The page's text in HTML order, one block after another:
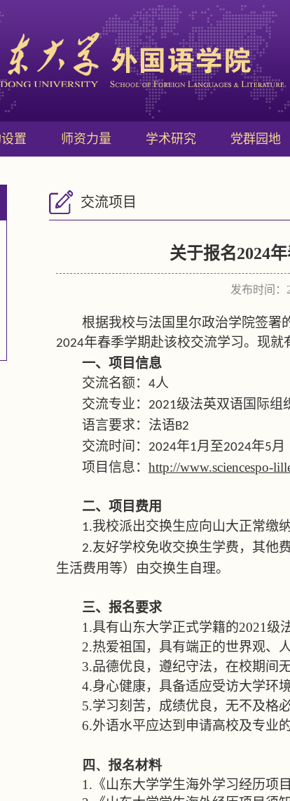
置 师资力量 学术研究 党群园地
交流项目
关于报名2024
发布时间
根据我校与法国里尔政治学院签署
2024年春季学期赴该校交流学习。现就
一、项目信息
交流名额： 4人
交流专业： 2021级法英双语国际组
语言要求：法语B2
交流时间： 2024年1月至2024年5月
项目信息： http://www.sciencespo-
二、项目费用
1.我校派出交换生应向山大正常缴纳
2.友好学校免收交换生学费，其他
生活费用等）由交换生自理。
三、报名要求
1.具有山东大学正式学籍的2021级
2.热爱祖国，具有端正的世界观、
3.品德优良，遵纪守法，在校期间
4.身心健康，具备适应受访大学环
5.学习刻苦，成绩优良，无不及格必
6.外语水平应达到申请高校及专业的
四、报名材料
1. 《山东大学学生海外学习经历项